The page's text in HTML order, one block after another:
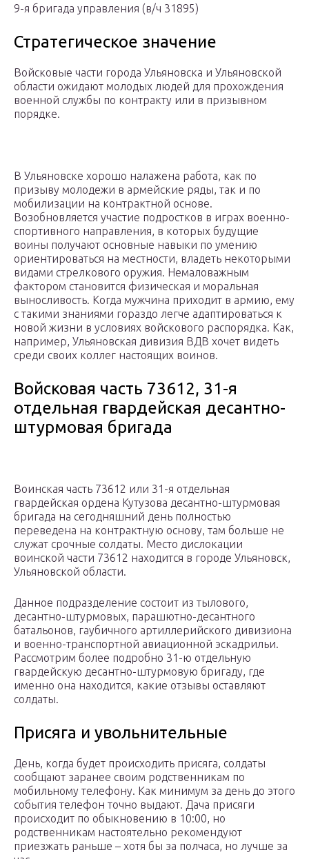
9-я бригада управления (в/ч 31895)
Стратегическое значение
Войсковые части города Ульяновска и Ульяновской
области ожидают молодых людей для прохождения
военной службы по контракту или в призывном
порядке.
В Ульяновске хорошо налажена работа, как по
призыву молодежи в армейские ряды, так и по
мобилизации на контрактной основе.
Возобновляется участие подростков в играх военно-
спортивного направления, в которых будущие
воины получают основные навыки по умению
ориентироваться на местности, владеть некоторыми
видами стрелкового оружия. Немаловажным
фактором становится физическая и моральная
выносливость. Когда мужчина приходит в армию, ему
с такими знаниями гораздо легче адаптироваться к
новой жизни в условиях войскового распорядка. Как,
например, Ульяновская дивизия ВДВ хочет видеть
среди своих коллег настоящих воинов.
Войсковая часть 73612, 31-я
отдельная гвардейская десантно-
штурмовая бригада
Воинская часть 73612 или 31-я отдельная
гвардейская ордена Кутузова десантно-штурмовая
бригада на сегодняшний день полностью
переведена на контрактную основу, там больше не
служат срочные солдаты. Место дислокации
воинской части 73612 находится в городе Ульяновск,
Ульяновской области.
Данное подразделение состоит из тылового,
десантно-штурмовых, парашютно-десантного
батальонов, гаубичного артиллерийского дивизиона
и военно-транспортной авиационной эскадрильи.
Рассмотрим более подробно 31-ю отдельную
гвардейскую десантно-штурмовую бригаду, где
именно она находится, какие отзывы оставляют
солдаты.
Присяга и увольнительные
День, когда будет происходить присяга, солдаты
сообщают заранее своим родственникам по
мобильному телефону. Как минимум за день до этого
события телефон точно выдают. Дача присяги
происходит по обыкновению в 10:00, но
родственникам настоятельно рекомендуют
приезжать раньше – хотя бы за полчаса, но лучше за